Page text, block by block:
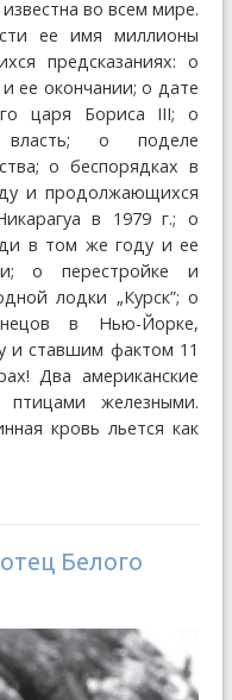
во всем мире.
ее имя миллионы
предсказаниях: о
ее окончании; о дате
царя Бориса ІІІ; о
о поделе
о беспорядках в
и продолжающихся
в 1979 г.; о
в том же году и ее
о перестройке и
лодки „Курск”; о
в Нью-Йорке,
и ставшим фактом 11
Два американские
птицами железными.
кровь льется как
Белого